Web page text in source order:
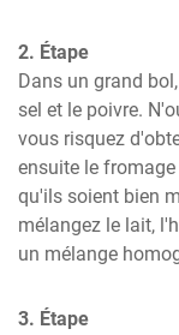
2. Étape
Dans un grand
sel et le poivre.
vous risquez
ensuite le
qu'ils soient bien
mélangez le lait,
un mélange
3. Étape